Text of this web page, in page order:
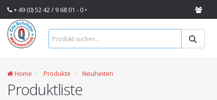
+ 49 (0) 52 42 / 9 68 01 - 0 •
Home Produkte Neuheiten
Produktliste